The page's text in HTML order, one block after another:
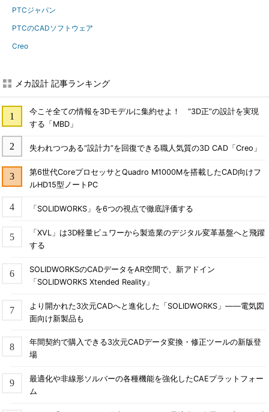
PTCジャパン
PTCのCADソフトウェア
Creo
メカ設計 記事ランキング
今こそ全ての情報を3Dモデルに集約せよ！ “3D正”の設計を実現
する「MBD」
失われつつある“設計力”を回復できる職人気質の3D CAD「Creo」
第6世代CoreプロセッサとQuadro M1000Mを搭載したCAD向けフ
ルHD15型ノートPC
「SOLIDWORKS」を6つの視点で徹底評価する
「XVL」は3D軽量ビュワーから製造業のデジタル変革基盤へと飛躍
する
SOLIDWORKSのCADデータをAR空間で、新アドイン
「SOLIDWORKS Xtended Reality」
より開かれた3次元CADへと進化した「SOLIDWORKS」――電気図
面向け新製品も
年間契約で購入できる3次元CADデータ変換・修正ツールの新版登
場
最適化や非線形ソルバーの各種機能を強化したCAEプラットフォー
ム